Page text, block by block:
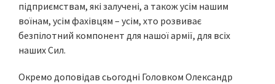
підприємствам, які залучені, а також усім нашим
воїнам, усім фахівцям – усім, хто розвиває
безпілотний компонент для нашої армії, для всіх
наших Сил.
Окремо доповідав сьогодні Головком Олександр